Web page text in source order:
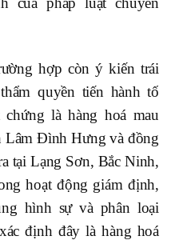
hợp còn ý kiến trái
quyền tiến hành tố
là hàng hoá mau
Đình Hưng và đồng
tại Lạng Sơn, Bắc Ninh,
hoạt động giám định,
hình sự và phân loại
định đây là hàng hoá